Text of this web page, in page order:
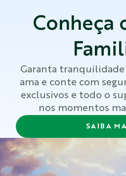
Conheça
Garanta tranquilidade
ama e conte com
exclusivos e todo o
nos momentos
SAIBA